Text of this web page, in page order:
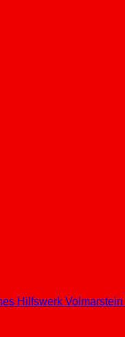
Hilfswerk Volmarstein